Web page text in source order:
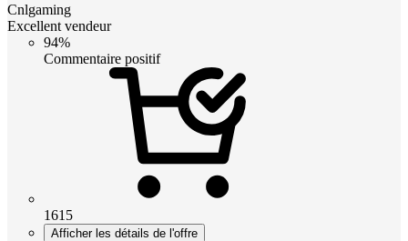
Cnlgaming
Excellent vendeur
94%
Commentaire positif
1615
Afficher les détails de l'offre